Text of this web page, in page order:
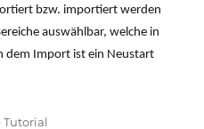
bzw. importiert werden
auswählbar, welche in
dem Import ist ein Neustart
Tutorial